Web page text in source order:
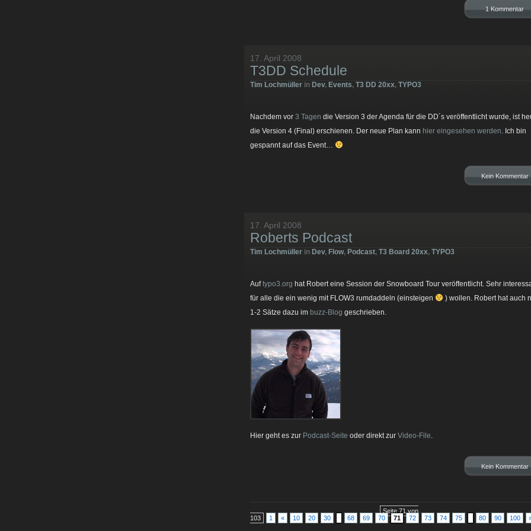
1 Kommentar
17. April 2008
T3DD Schedule
Tim Lochmüller in Dev, Events, T3 DD 20xx, TYPO3
Nachdem vor 3 Tagen die Version 3 der Agenda für die DD´s veröffentlicht wurde, ist
die Version 4 (Final) erschienen. Der neue Plan kann hier eingesehen werden. Ich bin
gespannt auf das Event…
Kein Kommentar
17. April 2008
Roberts Podcast
Tim Lochmüller in Dev, Flow, Podcast, T3 Board 20xx, TYPO3
Auftypo3.org hat Robert eine Session der Snowboard Tour veröffentlicht. Sehr
für alle die ein wenig mit FLOW3 rumdaddeln (einsteigen
) wollen. Robert hat auch
1-2 Sätze dazu im buzz-Blog geschrieben.
Hier geht es zur Podcast-Seite oder direkt zur Video-File.
Kein Kommentar
Seite 71 von
103
1 « 10 20 30 68 69 70 71 72 73 74 75 80 90 100